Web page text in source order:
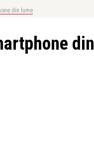
din lume
din